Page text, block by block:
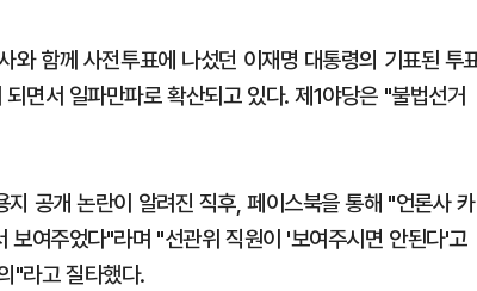
와 함께 사전투표에 나섰던 이재명 대통령의 기표된 투
면서 일파만파로 확산되고 있다. 제1야당은 "불법선거
공개 논란이 알려진 직후, 페이스북을 통해 "언론사 카
여주었다"라며 "선관위 직원이 '보여주시면 안된다'고
"라고 질타했다.